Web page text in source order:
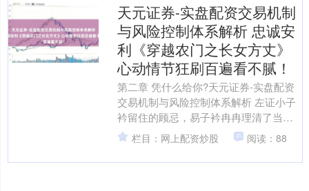
天元证券-实盘配资交易机制
与风险控制体系解析 忠诚安
利《穿越农门之长女方丈》
心动情节狂刷百遍看不腻！
第二章 凭什么给你?天元证券-实盘配资
交易机制与风险控制体系解析 左证小子
衿留住的顾忌，易子衿冉冉理清了当今
所处的寰宇，“青山村”从属天龙王朝，而
这个天龙王朝架....
栏目：网上配资炒股 阅读：88